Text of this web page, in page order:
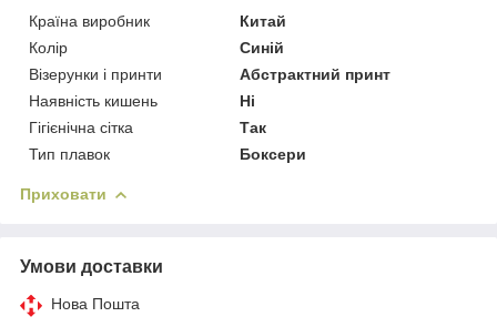
Країна виробник
Китай
Колір
Синій
Візерунки і принти
Абстрактний принт
Наявність кишень
Ні
Гігієнічна сітка
Так
Тип плавок
Боксери
Приховати
Умови доставки
Нова Пошта